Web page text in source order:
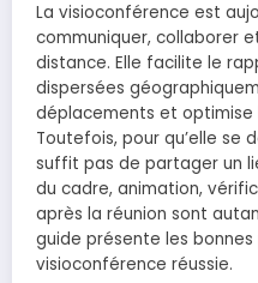
La visioconférence est
communiquer, collaborer
distance. Elle facilite le
dispersées
déplacements et optimise
Toutefois, pour qu’elle se
suffit pas de partager un
du cadre, animation,
après la réunion sont
guide présente les
visioconférence réussie.